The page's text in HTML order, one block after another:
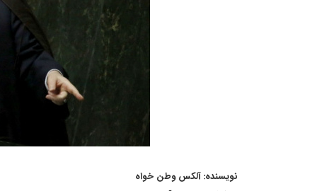
نویسنده: آلکس وطن خواه